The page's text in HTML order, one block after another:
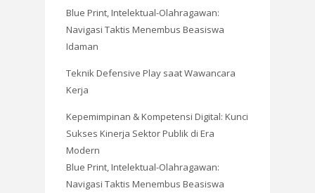
Blue Print, Intelektual-Olahragawan:
Navigasi Taktis Menembus Beasiswa
Idaman
Teknik Defensive Play saat Wawancara
Kerja
Kepemimpinan & Kompetensi Digital: Kunci
Sukses Kinerja Sektor Publik di Era
Modern
Blue Print, Intelektual-Olahragawan:
Navigasi Taktis Menembus Beasiswa